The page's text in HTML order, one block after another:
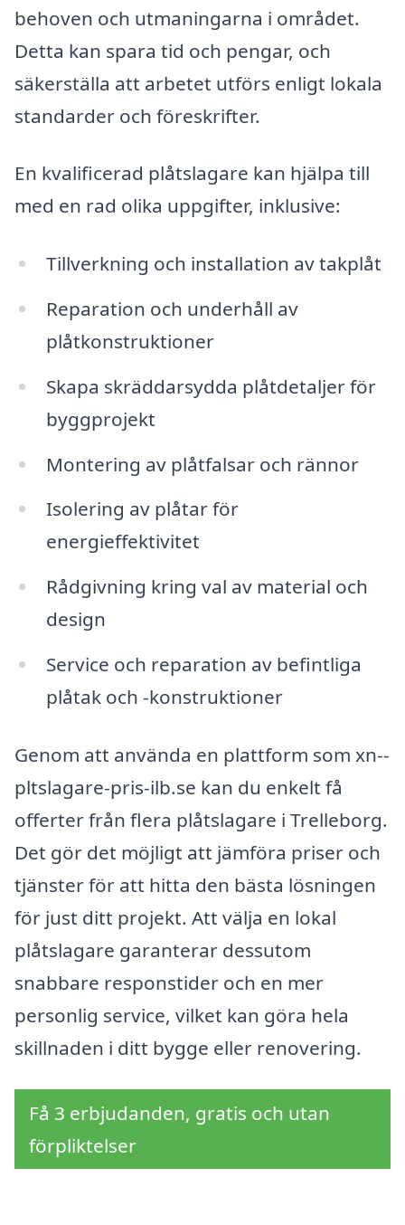
behoven och utmaningarna i området.
Detta kan spara tid och pengar, och
säkerställa att arbetet utförs enligt lokala
standarder och föreskrifter.
En kvalificerad plåtslagare kan hjälpa till
med en rad olika uppgifter, inklusive:
Tillverkning och installation av takplåt
Reparation och underhåll av
plåtkonstruktioner
Skapa skräddarsydda plåtdetaljer för
byggprojekt
Montering av plåtfalsar och rännor
Isolering av plåtar för
energieffektivitet
Rådgivning kring val av material och
design
Service och reparation av befintliga
plåtak och -konstruktioner
Genom att använda en plattform som xn--
pltslagare-pris-ilb.se kan du enkelt få
offerter från flera plåtslagare i Trelleborg.
Det gör det möjligt att jämföra priser och
tjänster för att hitta den bästa lösningen
för just ditt projekt. Att välja en lokal
plåtslagare garanterar dessutom
snabbare responstider och en mer
personlig service, vilket kan göra hela
skillnaden i ditt bygge eller renovering.
Få 3 erbjudanden, gratis och utan
förpliktelser